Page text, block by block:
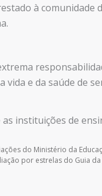
à
e da saúde de
instituições de
do Ministério da
por estrelas do Guia